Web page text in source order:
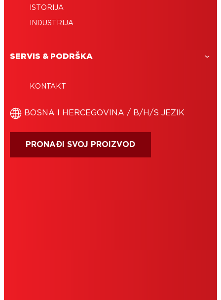
ISTORIJA
INDUSTRIJA
SERVIS & PODRŠKA
KONTAKT
BOSNA I HERCEGOVINA / B/H/S JEZIK
PRONAĐI SVOJ PROIZVOD